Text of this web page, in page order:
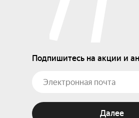
Подпишитесь на акции и
Далее